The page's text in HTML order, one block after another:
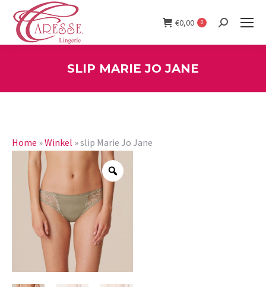
€0,00 0 Search:
SLIP MARIE JO JANE
Home »Winkel »slip Marie Jo Jane